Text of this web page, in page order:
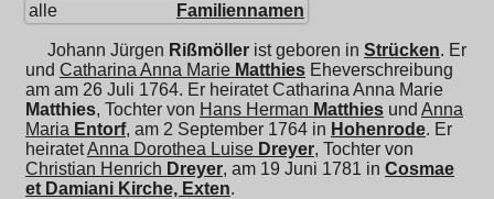
alle Familiennamen
Johann Jürgen Rißmöller ist geboren in Strücken. Er
und Catharina Anna Marie Matthies Eheverschreibung
am am 26 Juli 1764. Er heiratetCatharina Anna Marie
Matthies, Tochter von Hans Herman Matthies und Anna
Maria Entorf, am 2 September 1764 in Hohenrode. Er
heiratetAnna Dorothea Luise Dreyer, Tochter von
Christian Henrich Dreyer, am 19 Juni 1781 in Cosmae
et Damiani Kirche, Exten.